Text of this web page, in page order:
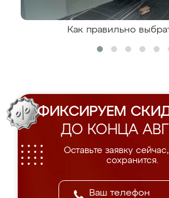
Как правильно
ФИКСИРУЕМ
ДО КОНЦА
Оставьте заявку
сохранится.